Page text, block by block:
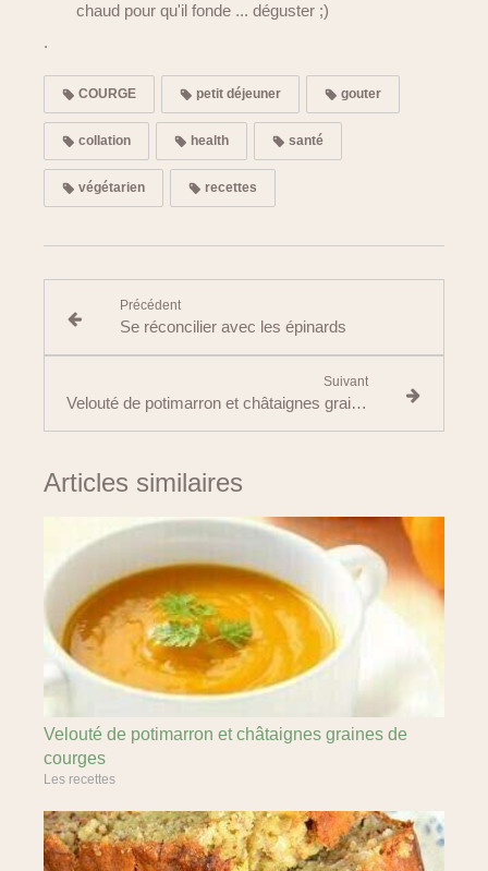
chaud pour qu'il fonde ... déguster ;)
.
COURGE petit déjeuner gouter
collation health santé
végétarien recettes
Précédent
Se réconcilier avec les épinards
Suivant
Velouté de potimarron et châtaignes graines de courges
Articles similaires
Velouté de potimarron et châtaignes graines de
courges
Les recettes